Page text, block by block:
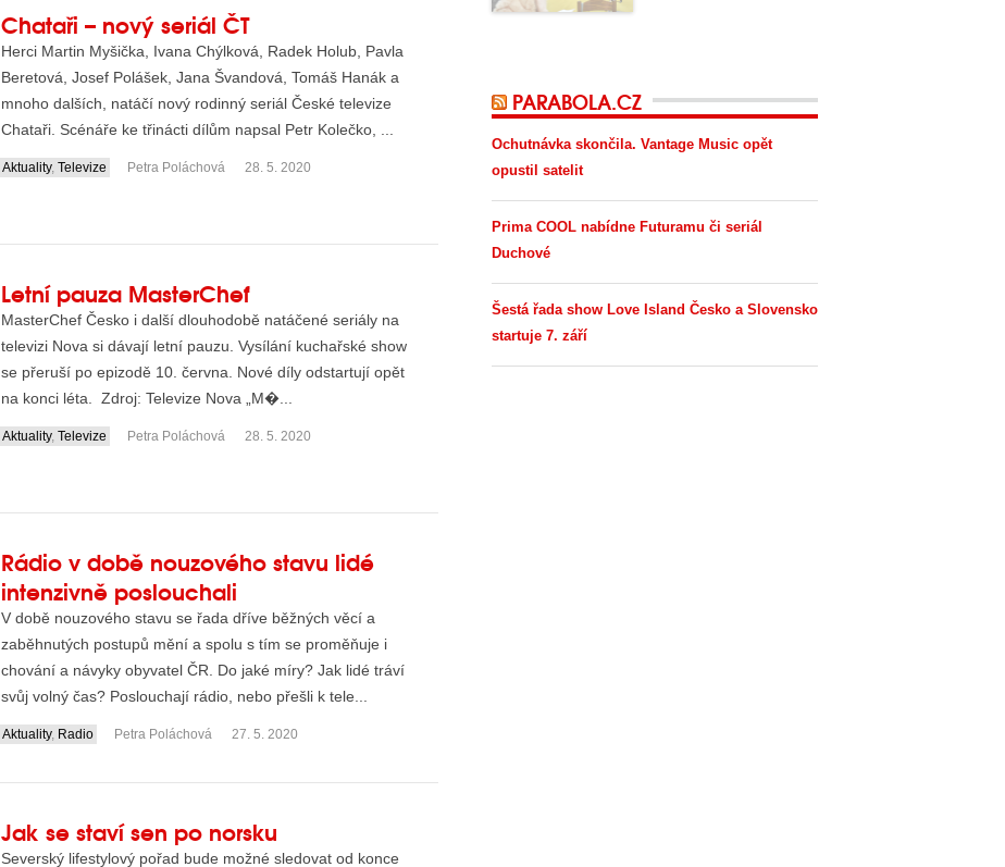
Chataři – nový seriál ČT
Herci Martin Myšička, Ivana Chýlková, Radek Holub, Pavla
Beretová, Josef Polášek, Jana Švandová, Tomáš Hanák a
mnoho dalších, natáčí nový rodinný seriál České televize
Chataři. Scénáře ke třinácti dílům napsal Petr Kolečko, ...
Aktuality,Televize Petra Poláchová 28. 5. 2020
Letní pauza MasterChef
MasterChef Česko i další dlouhodobě natáčené seriály na
televizi Nova si dávají letní pauzu. Vysílání kuchařské show
se přeruší po epizodě 10. června. Nové díly odstartují opět
na konci léta. Zdroj: Televize Nova „M�...
Aktuality,Televize Petra Poláchová 28. 5. 2020
Rádio v době nouzového stavu lidé
intenzivně poslouchali
V době nouzového stavu se řada dříve běžných věcí a
zaběhnutých postupů mění a spolu s tím se proměňuje i
chování a návyky obyvatel ČR. Do jaké míry? Jak lidé tráví
svůj volný čas? Poslouchají rádio, nebo přešli k tele...
Aktuality, Radio Petra Poláchová 27. 5. 2020
Jak se staví sen po norsku
Severský lifestylový pořad bude možné sledovat od konce
PARABOLA.CZ
Ochutnávka skončila. Vantage Music opět
opustil satelit
Prima COOL nabídne Futuramu či seriál
Duchové
Šestá řada show Love Island Česko a Slovensko
startuje 7. září